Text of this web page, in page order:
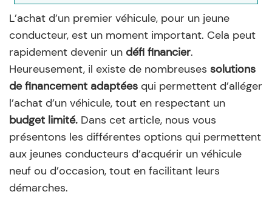
L’achat d’un premier véhicule, pour un jeune
conducteur, est un moment important. Cela peut
rapidement devenir un défi financier.
Heureusement, il existe de nombreuses solutions
de financement adaptées qui permettent d’alléger
l’achat d’un véhicule, tout en respectant un
budget limité. Dans cet article, nous vous
présentons les différentes options qui permettent
aux jeunes conducteurs d’acquérir un véhicule
neuf ou d’occasion, tout en facilitant leurs
démarches.